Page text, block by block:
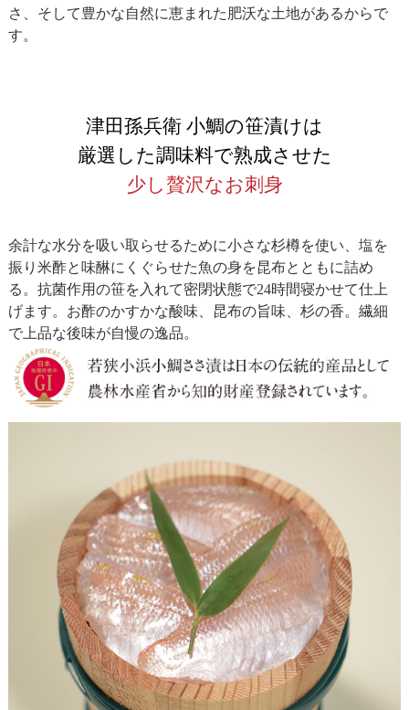
さ、そして豊かな自然に恵まれた肥沃な土地があるからで
す。
津田孫兵衛 小鯛の笹漬けは
厳選した調味料で熟成させた
少し贅沢なお刺身
余計な水分を吸い取らせるために小さな杉樽を使い、塩を
振り米酢と味醂にくぐらせた魚の身を昆布とともに詰め
る。抗菌作用の笹を入れて密閉状態で24時間寝かせて仕上
げます。お酢のかすかな酸味、昆布の旨味、杉の香。繊細
で上品な後味が自慢の逸品。